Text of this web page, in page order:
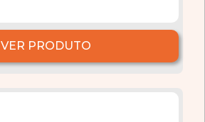
VER PRODUTO